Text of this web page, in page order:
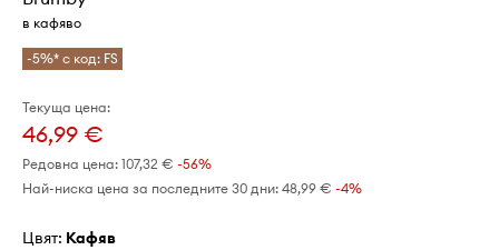
в кафяво
-5%* с код: FS
Текуща цена:
46,99 €
Редовна цена: 107,32 € -56%
Най-ниска цена за последните 30 дни: 48,99 € -4%
Цвят: кафяв